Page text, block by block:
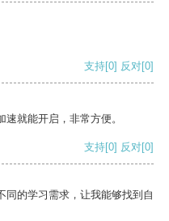
支持[0] 反对[0]
就能开启，非常方便。
支持[0] 反对[0]
同的学习需求，让我能够找到自